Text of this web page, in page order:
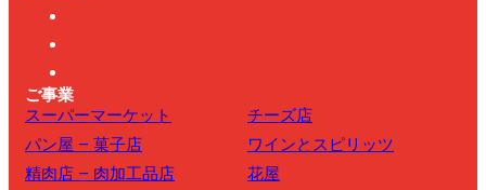
ご事業
スーパーマーケット
チーズ店
パン屋 – 菓子店
ワインとスピリッツ
精肉店 – 肉加工品店
花屋